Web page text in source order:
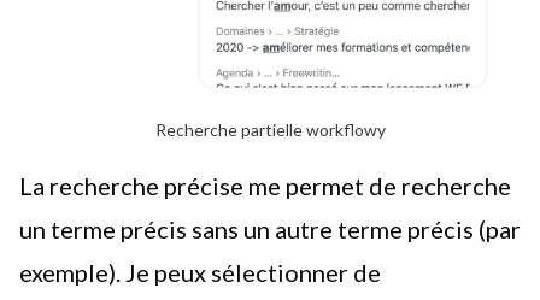
Recherche partielle workflowy
La recherche précise me permet de recherche
un terme précis sans un autre terme précis (par
exemple). Je peux sélectionner de